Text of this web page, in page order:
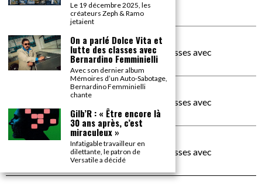
La séance d’Hip Gnose
La Patrie
dans
On a parlé Dolce Vita et lutte des classes avec
Bernardino Femminielli
carte noire negra à l'o tiededans
On a parlé Dolce Vita et lutte des classes avec
Bernardino Femminielli
moise et son mascaré dans
On a parlé Dolce Vita et lutte des classes avec
Bernardino Femminielli
Le 19 décembre 2025, les
créateurs Zeph & Ramo
jetaient
On a parlé Dolce Vita et
lutte des classes avec
Bernardino Femminielli
Avec son dernier album
Mémoires d’un Auto-Sabotage,
Bernardino Femminielli
chante
Gilb’R : « Être encore là
30 ans après, c’est
miraculeux »
Infatigable travailleur en
dilettante, le patron de
Versatile a décidé